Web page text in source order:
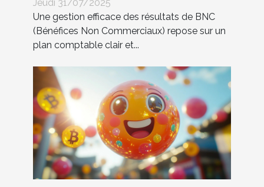
tout !
Jeudi 31/07/2025
Une gestion efficace des résultats de BNC
(Bénéfices Non Commerciaux) repose sur un
plan comptable clair et...